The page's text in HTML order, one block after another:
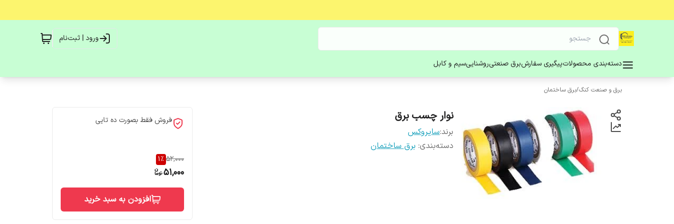
ورود | ثبت‌نام
دسته‌بندی محصولاتپیگیری سفارشبرق صنعتیروشناییسیم و کابل
برق و صنعت کنگ/برق ساختمان
نوار چسب برق
برند:سایروکس
دسته‌بندی: برق ساختمان
فروش فقط بصورت ده تایی
52,000
1%
51,000
افزودن به سبد خرید